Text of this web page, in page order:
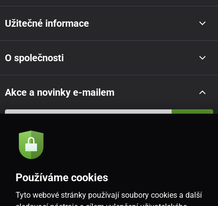
Užitečné informace
O společnosti
Akce a novinky e-mailem
Souhlasím se
CZ
Používáme cookies
Tyto webové stránky používají soubory cookies a další